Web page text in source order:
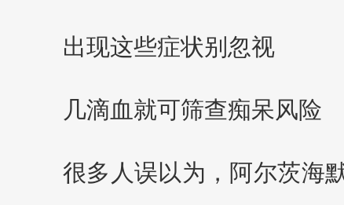
出现这些症状别忽视
几滴血就可筛查痴呆风险
很多人误以为，阿尔茨海